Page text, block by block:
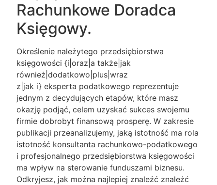
Rachunkowe Doradca
Księgowy.
Określenie należytego przedsiębiorstwa
księgowości {i|oraz|a także|jak
również|dodatkowo|plus|wraz
z|jak i} eksperta podatkowego reprezentuje
jednym z decydujących etapów, które masz
okazję podjąć, celem uzyskać sukces swojemu
firmie dobrobyt finansową prosperę. W zakresie
publikacji przeanalizujemy, jaką istotność ma rola
istotność konsultanta rachunkowo-podatkowego
i profesjonalnego przedsiębiorstwa księgowości
ma wpływ na sterowanie funduszami biznesu.
Odkryjesz, jak można najlepiej znaleźć znaleźć